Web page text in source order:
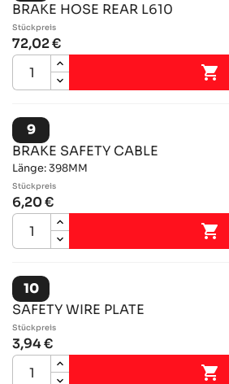
BRAKE HOSE REAR L610
Stückpreis
72,02 €

9
BRAKE SAFETY CABLE
Länge: 398MM
Stückpreis
6,20 €

10
SAFETY WIRE PLATE
Stückpreis
3,94 €
